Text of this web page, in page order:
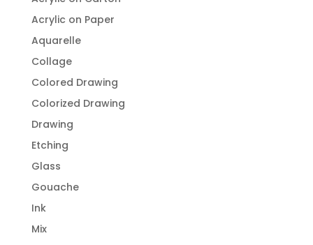
Acrylic on Paper
Aquarelle
Collage
Colored Drawing
Colorized Drawing
Drawing
Etching
Glass
Gouache
Ink
Mix